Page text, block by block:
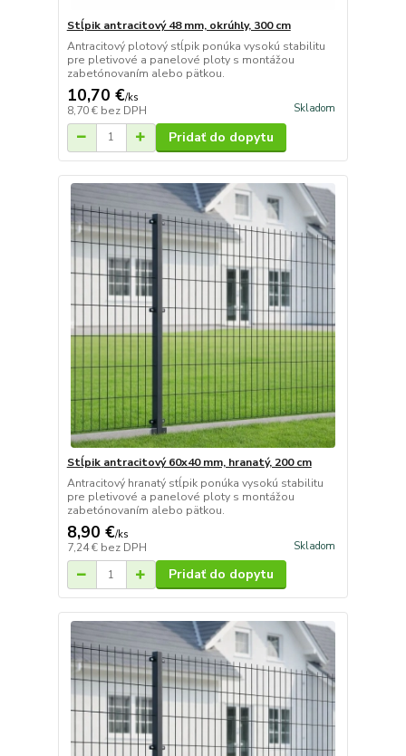
Stĺpik antracitový 48 mm, okrúhly, 300 cm
Antracitový plotový stĺpik ponúka vysokú stabilitu
pre pletivové a panelové ploty s montážou
zabetónovaním alebo pätkou.
10,70 €/ks
8,70 € bez DPH Skladom
Pridať do dopytu
Stĺpik antracitový 60x40 mm, hranatý, 200 cm
Antracitový hranatý stĺpik ponúka vysokú stabilitu
pre pletivové a panelové ploty s montážou
zabetónovaním alebo pätkou.
8,90 €/ks
7,24 € bez DPH Skladom
Pridať do dopytu